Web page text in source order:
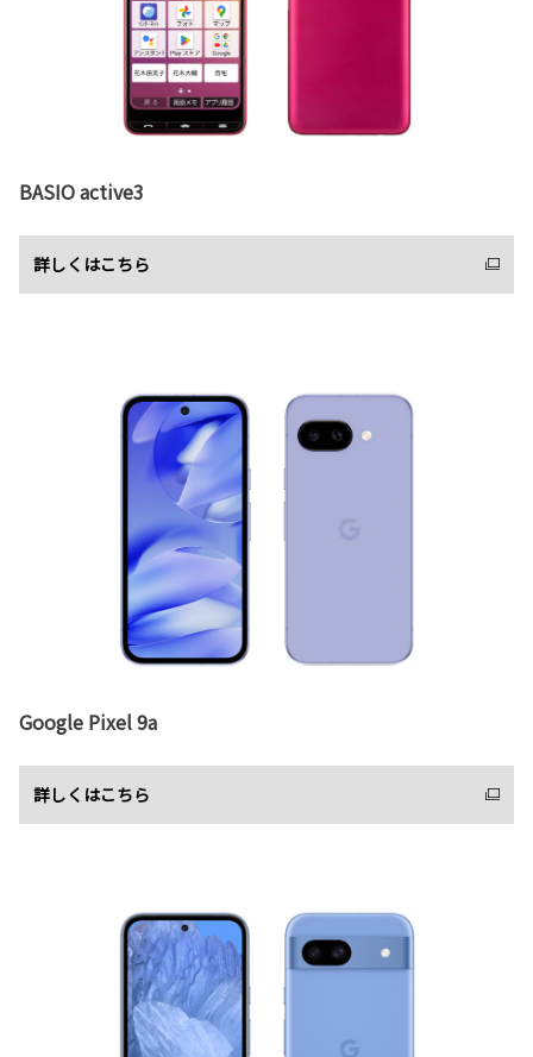
BASIO active3
詳しくはこちら
Google Pixel 9a
詳しくはこちら